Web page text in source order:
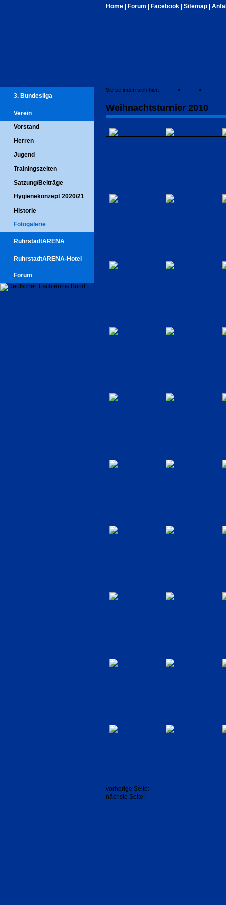
Home Forum Facebook |Sitemap |
3. Bundesliga
Verein
Vorstand
Herren
Jugend
Trainingszeiten
Satzung/Beiträge
Hygienekonzept 2020/21
Historie
Fotogalerie
RuhrstadtARENA
RuhrstadtARENA-Hotel
Forum
Sie befinden sich hier: » »
Weihnachtsturnier 2010
vorherige Seite:
nächste Seite: